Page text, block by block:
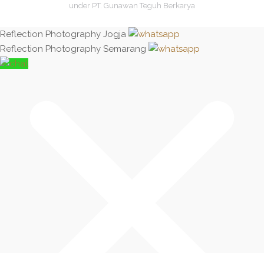
under PT. Gunawan Teguh Berkarya
Reflection Photography Jogja
Reflection Photography Semarang